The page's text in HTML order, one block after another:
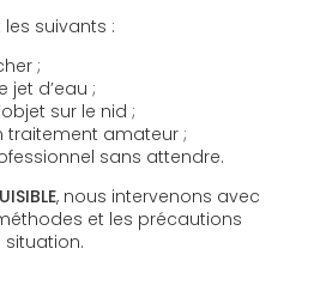
suivants :
;
jet d’eau ;
sur le nid ;
traitement amateur ;
sans attendre.
, nous intervenons avec
et les précautions